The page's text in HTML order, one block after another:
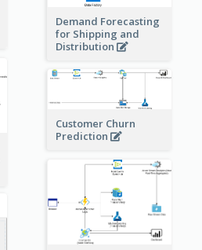
Demand Forecasting
for Shipping and
Distribution
Customer Churn
Prediction